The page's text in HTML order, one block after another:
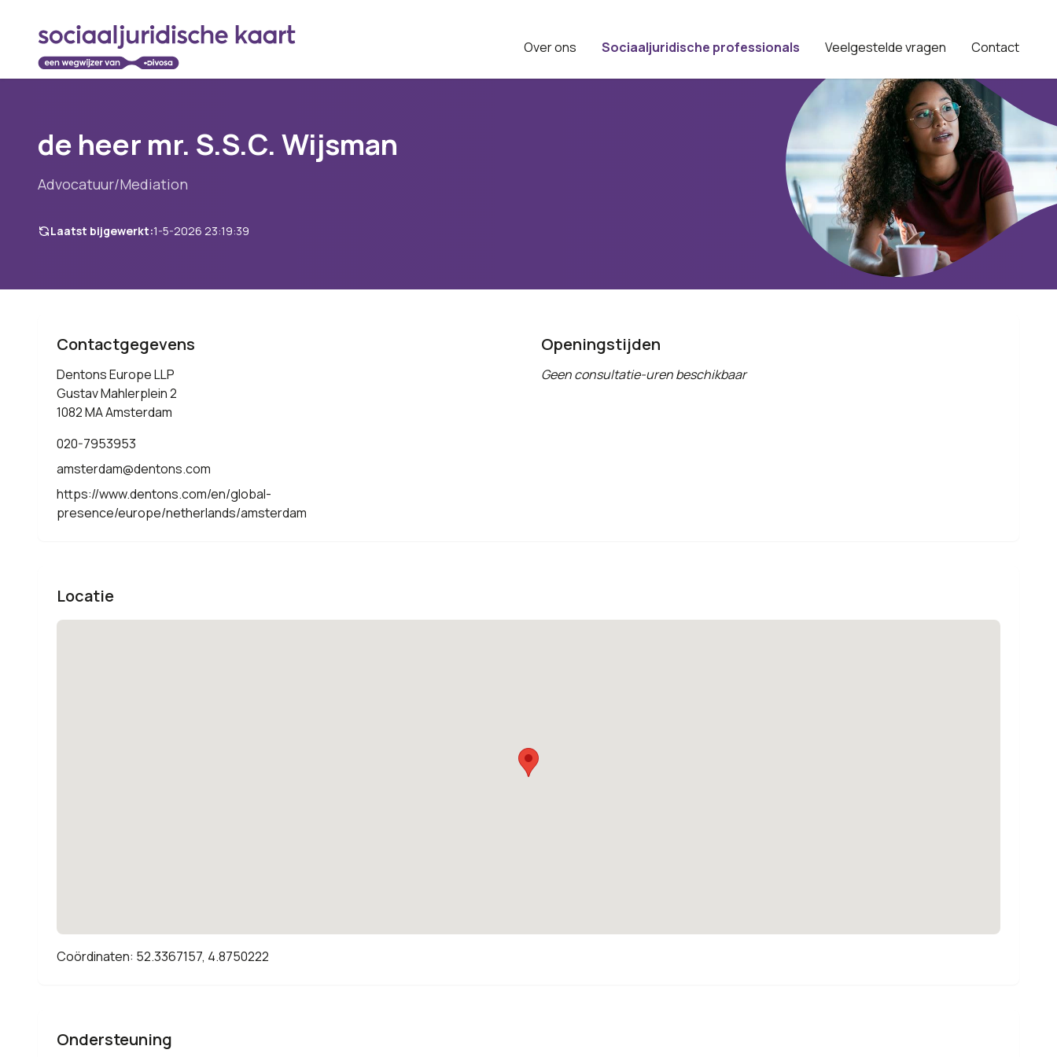
Over ons Sociaaljuridische professionals Veelgestelde vragen Contact
de heer mr. S.S.C. Wijsman
Advocatuur/Mediation
Laatst bijgewerkt:1-5-2026 23:19:39
Contactgegevens
Dentons Europe LLP
Gustav Mahlerplein 2
1082 MA Amsterdam
020-7953953
amsterdam@dentons.com
https://www.dentons.com/en/global-
presence/europe/netherlands/amsterdam
Openingstijden
Geen consultatie-uren beschikbaar
Locatie
Coördinaten: 52.3367157, 4.8750222
Ondersteuning